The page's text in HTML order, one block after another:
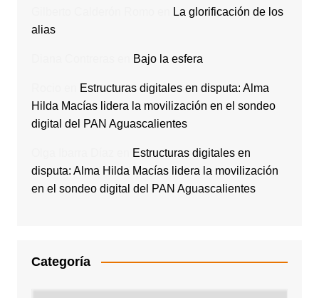
La glorificación de los
alias
Bajo la esfera
Estructuras digitales en disputa: Alma
Hilda Macías lidera la movilización en el sondeo
digital del PAN Aguascalientes
Estructuras digitales en
disputa: Alma Hilda Macías lidera la movilización
en el sondeo digital del PAN Aguascalientes
Categoría